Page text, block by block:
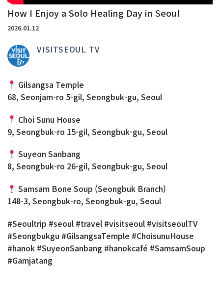
How I Enjoy a Solo Healing Day in Seoul
2026.01.12
VISITSEOUL TV
Gilsangsa Temple
68, Seonjam-ro 5-gil, Seongbuk-gu, Seoul
Choi Sunu House
9, Seongbuk-ro 15-gil, Seongbuk-gu, Seoul
Suyeon Sanbang
8, Seongbuk-ro 26-gil, Seongbuk-gu, Seoul
Samsam Bone Soup (Seongbuk Branch)
148-3, Seongbuk-ro, Seongbuk-gu, Seoul
#Seoultrip #seoul #travel #visitseoul #visitseoulTV
#Seongbukgu #GilsangsaTemple #ChoisunuHouse
#hanok #SuyeonSanbang #hanokcafé #SamsamSoup
#Gamjatang